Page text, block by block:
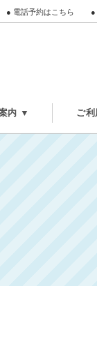
● 電話予約はこちら ●
内 ▼ ご